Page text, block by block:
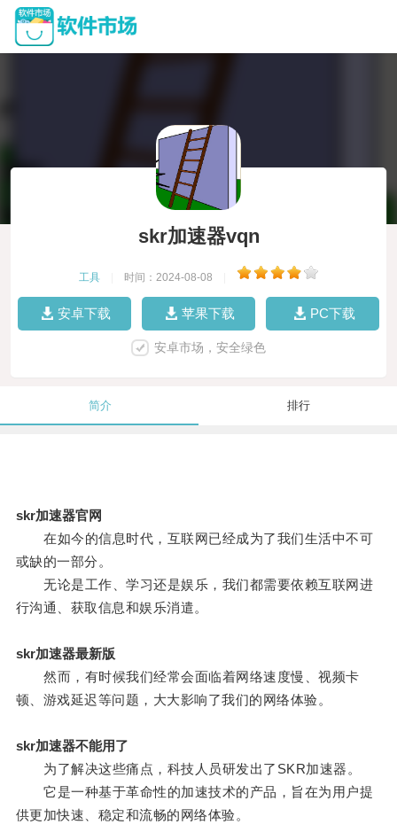
skr加速器vqn
工具 时间：2024-08-08
安卓下载 苹果下载 PC下载
安卓市场，安全绿色
简介 排行
skr加速器官网
在如今的信息时代，互联网已经成为了我们生活中不可
或缺的一部分。
无论是工作、学习还是娱乐，我们都需要依赖互联网进
行沟通、获取信息和娱乐消遣。
skr加速器最新版
然而，有时候我们经常会面临着网络速度慢、视频卡
顿、游戏延迟等问题，大大影响了我们的网络体验。
skr加速器不能用了
为了解决这些痛点，科技人员研发出了SKR加速器。
它是一种基于革命性的加速技术的产品，旨在为用户提
供更加快速、稳定和流畅的网络体验。